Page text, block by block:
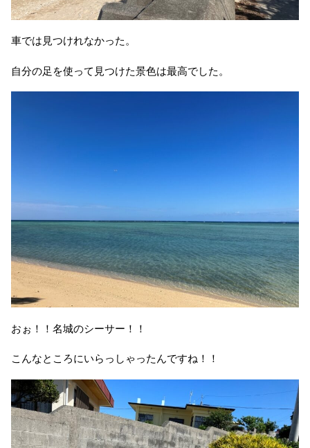
車では見つけれなかった。
自分の足を使って見つけた景色は最高でした。
おぉ！！名城のシーサー！！
こんなところにいらっしゃったんですね！！